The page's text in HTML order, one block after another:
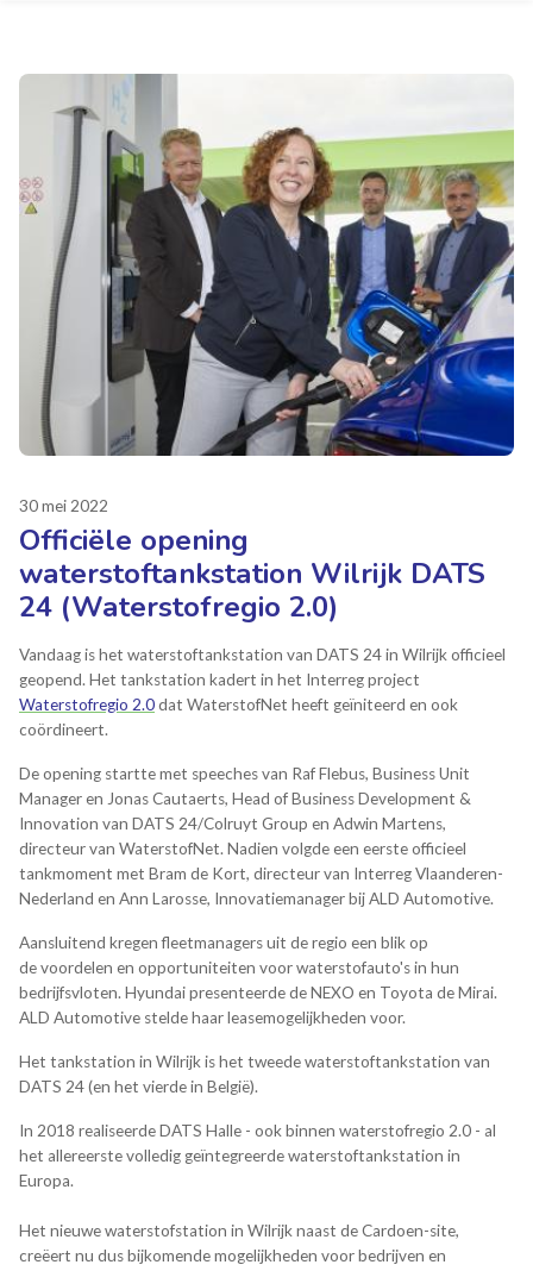
30 mei 2022
Officiële opening
waterstoftankstation Wilrijk DATS
24 (Waterstofregio 2.0)
Vandaag is het waterstoftankstation van DATS 24 in Wilrijk officieel
geopend. Het tankstation kadert in het Interreg project
Waterstofregio 2.0dat WaterstofNet heeft geïniteerd en ook
coördineert.
De opening startte met speeches van Raf Flebus, Business Unit
Manager en Jonas Cautaerts, Head of Business Development &
Innovation van DATS 24/Colruyt Group en Adwin Martens,
directeur van WaterstofNet. Nadien volgde een eerste officieel
tankmoment met Bram de Kort, directeur van Interreg Vlaanderen-
Nederland en Ann Larosse, Innovatiemanager bij ALD Automotive.
Aansluitend kregen fleetmanagers uit de regio een blik op
de voordelen en opportuniteiten voor waterstofauto's in hun
bedrijfsvloten. Hyundai presenteerde de NEXO en Toyota de Mirai.
ALD Automotive stelde haar leasemogelijkheden voor.
Het tankstation in Wilrijk is het tweede waterstoftankstation van
DATS 24 (en het vierde in België).
In 2018 realiseerde DATS Halle - ook binnen waterstofregio 2.0 - al
het allereerste volledig geïntegreerde waterstoftankstation in
Europa.
Het nieuwe waterstofstation in Wilrijk naast de Cardoen-site,
creëert nu dus bijkomende mogelijkheden voor bedrijven en